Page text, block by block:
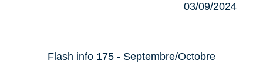
03/09/2024
Flash info 175 - Septembre/Octobre